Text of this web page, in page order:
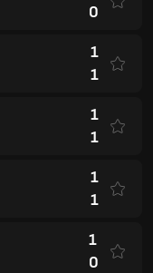
0
1
1
1
1
1
1
1
0